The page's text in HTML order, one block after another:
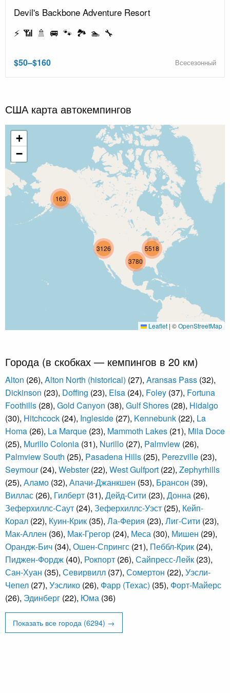
Devil's Backbone Adventure Resort
⚡ 📶 🚿 🚐 🐾 🏞️ 🏊 🔧
$50–$160 Всесезонный
США карта автокемпингов
163
5518
3126
3780
+
−
Leaflet | ©OpenStreetMap
Города (в скобках — кемпингов в 20 км)
Alton (26), Alton North (historical) (27), Aransas Pass (32),
Dickinson (23), Doffing (23), Elsa (24), Foley (37), Fortuna
Foothills (28), Gold Canyon (38), Gulf Shores (28), Hidalgo
(30), Hitchcock (24), Ingleside (27), Kennebunk (22), La
Homa (26), La Marque (23), Mammoth Lakes (21), Mila Doce
(25), Murillo Colonia (31), Nurillo (27), Palmview (26),
Palmview South (25), Pasadena Hills (25), Perezville (23),
Seymour(24), Webster(22), West Gulfport (22), Zephyrhills
(25), Аламо (32), Апачи-Джанкшен (53), Брансон (39),
Виллас (26), Гилберт (31), Дейд-Сити (23), Донна (26),
Зеферхиллс-Саут (24), Зеферхиллс-Уэст (25), Кейп-
Корал (22), Куин-Крик (35), Ла-Ферия (23), Лиг-Сити (23),
Мак-Аллен (36), Мак-Грегор (24), Меса (30), Мишен (29),
Орандж-Бич (34), Ошен-Спрингс (21), Пеббл-Крик (24),
Пиджен-Фордж (40), Рокпорт (26), Сайпресс-Лейк (23),
Сан-Хуан (35), Севирвилл (37), Сомертон (22), Уэсли-
Чепел (27), Уэслико (26), Фарр (Техас) (35), Форт-Майерс
(26), Эдинберг (22), Юма (36)
Показать все города (6294) →